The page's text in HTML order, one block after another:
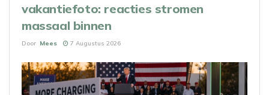
vakantiefoto: reacties stromen
massaal binnen
Door Mees 7 Augustus 2026